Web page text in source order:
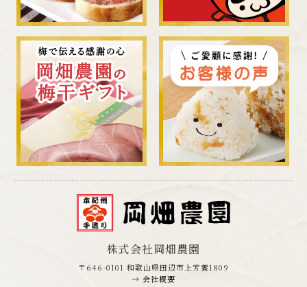
株式会社岡畑農園
〒646-0101 和歌山県田辺市上芳養1809
→ 会社概要